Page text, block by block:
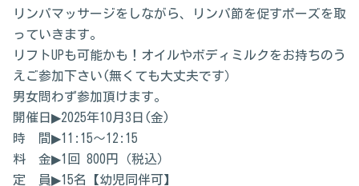
リンパマッサージをしながら、リンパ節を促すポーズを取
っていきます。
リフトUPも可能かも！オイルやボディミルクをお持ちのう
えご参加下さい(無くても大丈夫です）
男女問わず参加頂けます。
開催日▶2025年10月3日(金)
時 間▶11:15～12:15
料 金▶1回 800円（税込）
定 員▶15名【幼児同伴可】